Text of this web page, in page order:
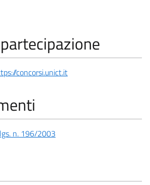
concorsi.unict.it
n. 196/2003